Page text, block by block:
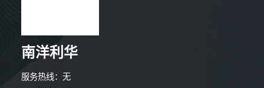
南洋利华
服务热线：无